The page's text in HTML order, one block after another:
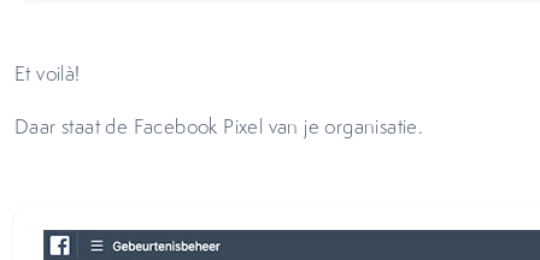
Et voilà!
Daar staat de Facebook Pixel van je organisatie.